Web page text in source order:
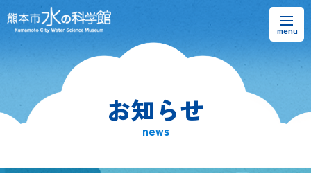
熊本市水の科学館とは
お知らせ
news